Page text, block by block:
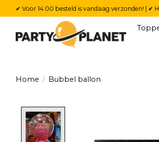
✔ Voor 14:00 besteld is vandaag verzonden! | ✔
Home / Bubbel ballon